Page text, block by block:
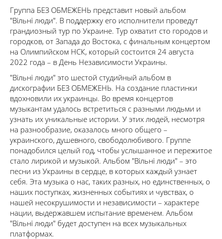
Группа БЕЗ ОБМЕЖЕНЬ представит новый альбом
"Вільні люди". В поддержку его исполнители проведут
грандиозный тур по Украине. Тур охватит сто городов и
городков, от Запада до Востока, с финальным концертом
на Олимпийском НСК, который состоится 24 августа
2022 года – в День Независимости Украины.
"Вільні люди" это шестой студийный альбом в
дискографии БЕЗ ОБМЕЖЕНЬ. На создание пластинки
вдохновили их украинцы. Во время концертов
музыкантам удалось встретиться с разными людьми и
узнать их уникальные истории. У этих людей, несмотря
на разнообразие, оказалось много общего –
украинского, душевного, свободолюбивого. Группе
понадобился целый год, чтобы услышанное и пережитое
стало лирикой и музыкой. Альбом "Вільні люди" – это
песни из Украины в сердце, в которых каждый узнает
себя. Эта музыка о нас, таких разных, но единственных, о
наших поступках, жизненных событиях и чувствах, о
нашей несокрушимости и независимости – характере
нации, выдержавшем испытание временем. Альбом
"Вільні люди" будет доступен на всех музыкальных
платформах.